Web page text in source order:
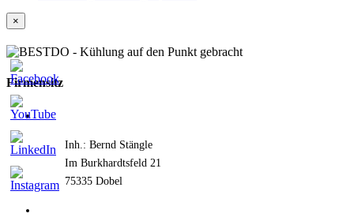
Close
product
quick
view
×
Firmensitz
Inh.: Bernd Stängle
Im Burkhardtsfeld 21
75335 Dobel